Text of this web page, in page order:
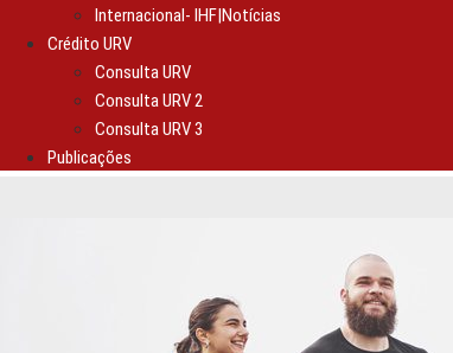
Internacional- IHF|Notícias
Crédito URV
Consulta URV
Consulta URV 2
Consulta URV 3
Publicações